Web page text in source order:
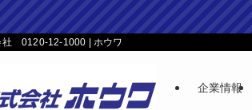
社 0120-12-1000 | ホウワ
企業情報